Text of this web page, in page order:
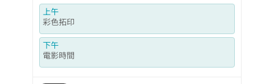
上午
彩色拓印
下午
電影時間